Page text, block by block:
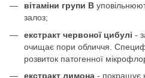
вітаміни групи В
залоз;
екстракт червоної цибулі -
очищає пори обличчя.
розвиток патогенної
екстракт лимона - покращує